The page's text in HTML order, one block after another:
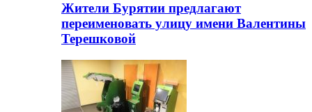
Жители Бурятии предлагают
переименовать улицу имени Валентины
Терешковой